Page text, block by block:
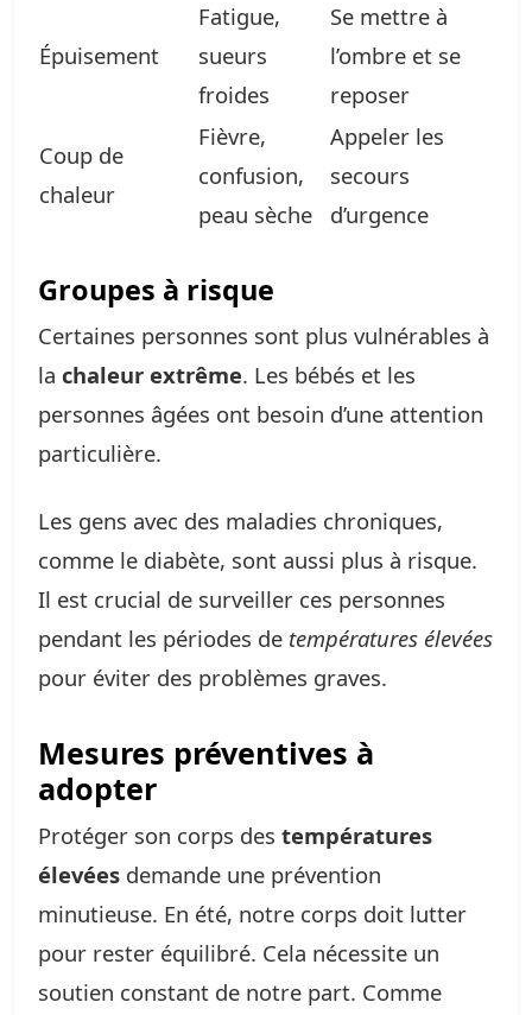
Épuisement
Fatigue,
sueurs
froides
Se mettre à
l’ombre et se
reposer
Coup de
chaleur
Fièvre,
confusion,
peau sèche
Appeler les
secours
d’urgence
Groupes à risque
Certaines personnes sont plus vulnérables à
la chaleur extrême. Les bébés et les
personnes âgées ont besoin d’une attention
particulière.
Les gens avec des maladies chroniques,
comme le diabète, sont aussi plus à risque.
Il est crucial de surveiller ces personnes
pendant les périodes de températures élevées
pour éviter des problèmes graves.
Mesures préventives à
adopter
Protéger son corps des températures
élevées demande une prévention
minutieuse. En été, notre corps doit lutter
pour rester équilibré. Cela nécessite un
soutien constant de notre part. Comme